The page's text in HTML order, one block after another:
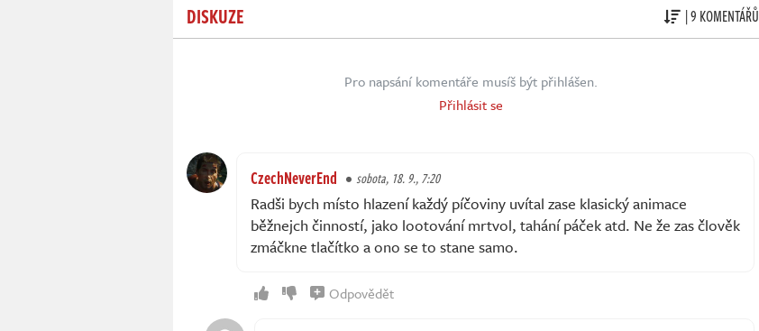
DISKUZE | 9 KOMENTÁŘŮ
Pro napsání komentáře musíš být přihlášen.
Přihlásit se
CzechNeverEnd sobota, 18. 9., 7:20
Radši bych místo hlazení každý píčoviny uvítal zase klasický animace
běžnejch činností, jako lootování mrtvol, tahání páček atd. Ne že zas člověk
zmáčkne tlačítko a ono se to stane samo.
Odpovědět